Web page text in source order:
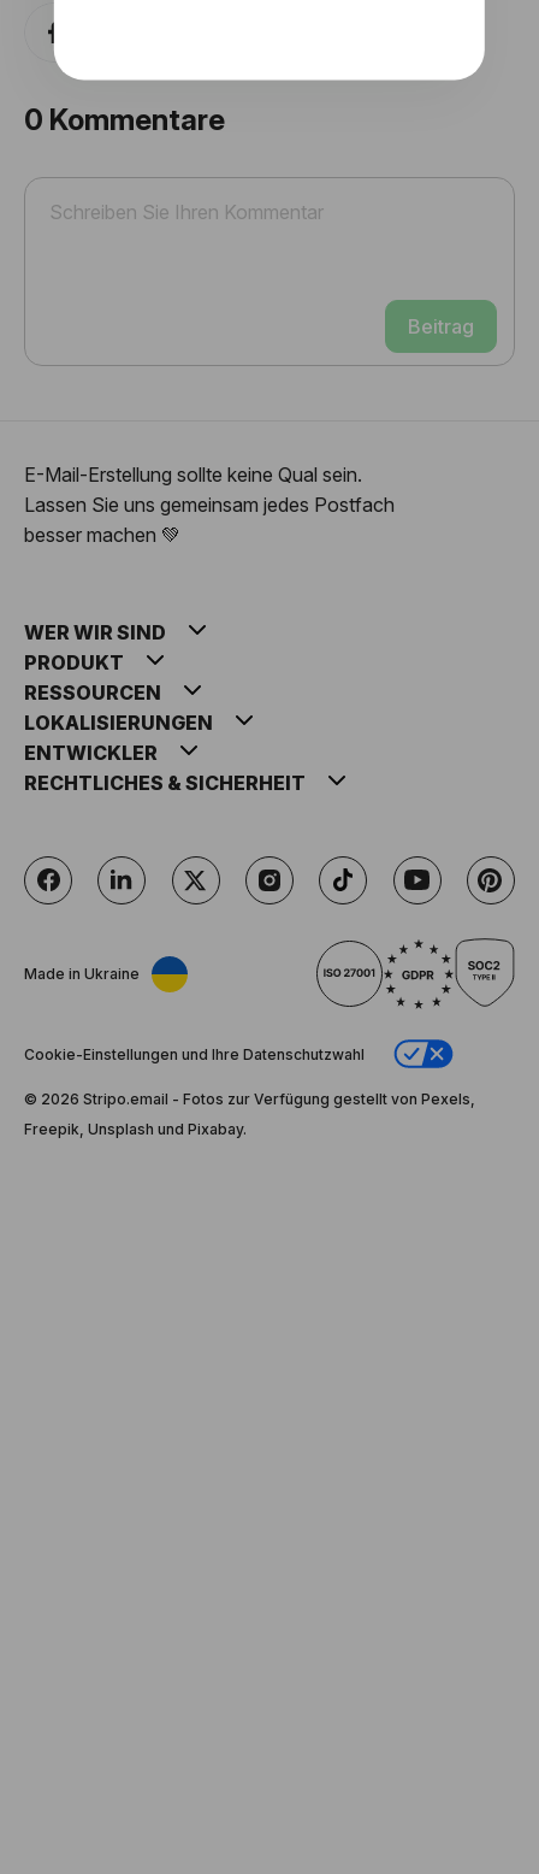
0 Kommentare
Beitrag
E-Mail-Erstellung sollte keine Qual sein.
Lassen Sie uns gemeinsam jedes Postfach
besser machen 💚
WER WIR SIND
PRODUKT
RESSOURCEN
LOKALISIERUNGEN
ENTWICKLER
RECHTLICHES & SICHERHEIT
Made in Ukraine
Cookie-Einstellungen und Ihre Datenschutzwahl
© 2026 Stripо.email - Fotos zur Verfügung gestellt von Pexels,
Freepik, Unsplash und Pixabay.